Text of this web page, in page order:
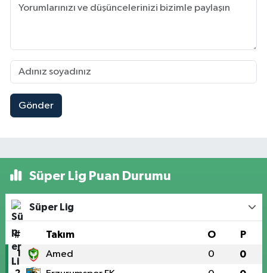
Gönder
Süper Lig Puan Durumu
Süper Lig
# Takım O P
1 Amed 0 0